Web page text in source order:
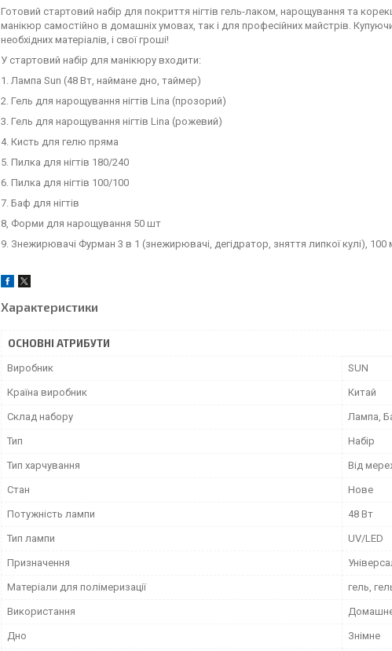
Готовий стартовий набір для покриття нігтів гель-лаком, нарощування та
манікюр самостійно в домашніх умовах, так і для професійних майстрів.
необхідних матеріалів, і свої гроші!
У стартовий набір для манікюру входити:
1. Лампа Sun (48 Вт, наймане дно, таймер)
2. Гель для нарощування нігтів Lina (прозорий)
3. Гель для нарощування нігтів Lina (рожевий)
4. Кисть для гелю пряма
5. Пилка для нігтів 180/240
6. Пилка для нігтів 100/100
7. Баф для нігтів
8, Форми для нарощування 50 шт
9. Знежирювачі Фурман 3 в 1 (знежирювачі, дегідратор, зняття липкої кулі), 100
Характеристики
ОСНОВНІ АТРИБУТИ
Виробник SUN
Країна виробник Китай
Склад набору Лампа,
Тип Набір
Тип харчування Від
Стан Нове
Потужність лампи 48 Вт
Тип лампи UV/LED
Призначення
Матеріали для полімеризації гель,
Використання
Дно Знімне